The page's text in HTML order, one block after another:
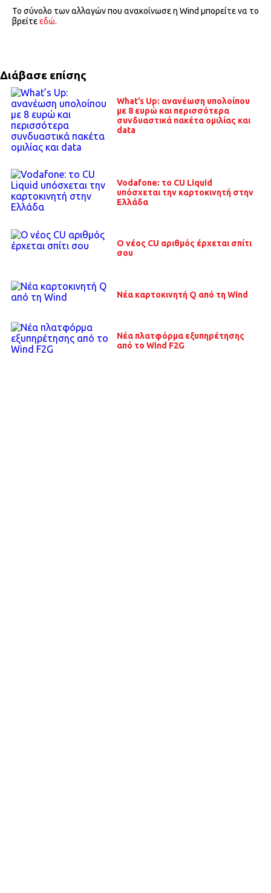
Το σύνολο των αλλαγών που ανακοίνωσε η Wind μπορείτε να το
βρείτεεδώ.
Διάβασε επίσης
What’s Up: ανανέωση υπολοίπου
με 8 ευρώ και περισσότερα
συνδυαστικά πακέτα ομιλίας και
data
Vodafone: το CU Liquid
υπόσχεται την καρτοκινητή στην
Ελλάδα
Ο νέος CU αριθμός έρχεται σπίτι
σου
Νέα καρτοκινητή Q από τη Wind
Νέα πλατφόρμα εξυπηρέτησης
από το Wind F2G